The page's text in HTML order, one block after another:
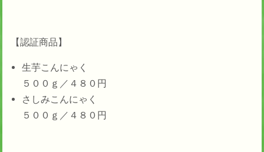
【認証商品】
生芋こんにゃく
５００ｇ／４８０円
さしみこんにゃく
５００ｇ／４８０円